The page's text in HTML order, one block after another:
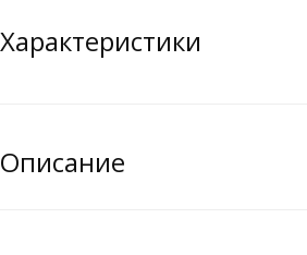
Характеристики
Описание